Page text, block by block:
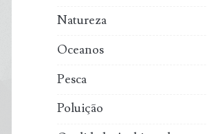
Natureza
Oceanos
Pesca
Poluição